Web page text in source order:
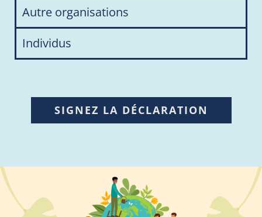
Autre organisations
Individus
SIGNEZ LA DÉCLARATION